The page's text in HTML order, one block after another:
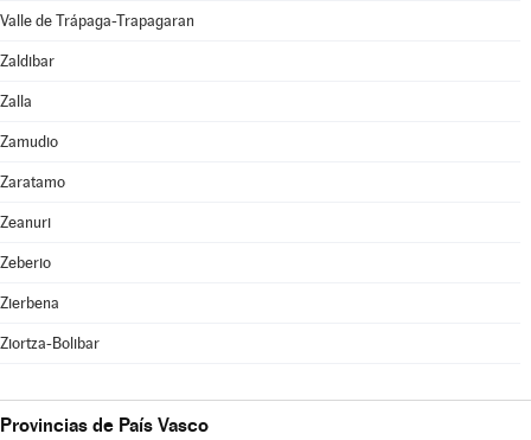
Valle de Trápaga-Trapagaran
Zaldibar
Zalla
Zamudio
Zaratamo
Zeanuri
Zeberio
Zierbena
Ziortza-Bolibar
Provincias de País Vasco